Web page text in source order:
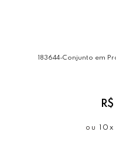
Fecho: Colar - Invisivel
183644-Conjunto em
ou 10x